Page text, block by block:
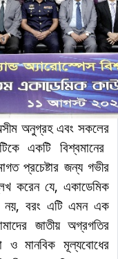
অনুগ্রহ এবং সকলের
একটি বিশ্বমানের
প্রচেষ্টার জন্য গভীর
করেন যে, একাডেমিক
নয়, বরং এটি এমন এক
জাতীয় অগ্রগতির
ও মানবিক মূল্যবোধের